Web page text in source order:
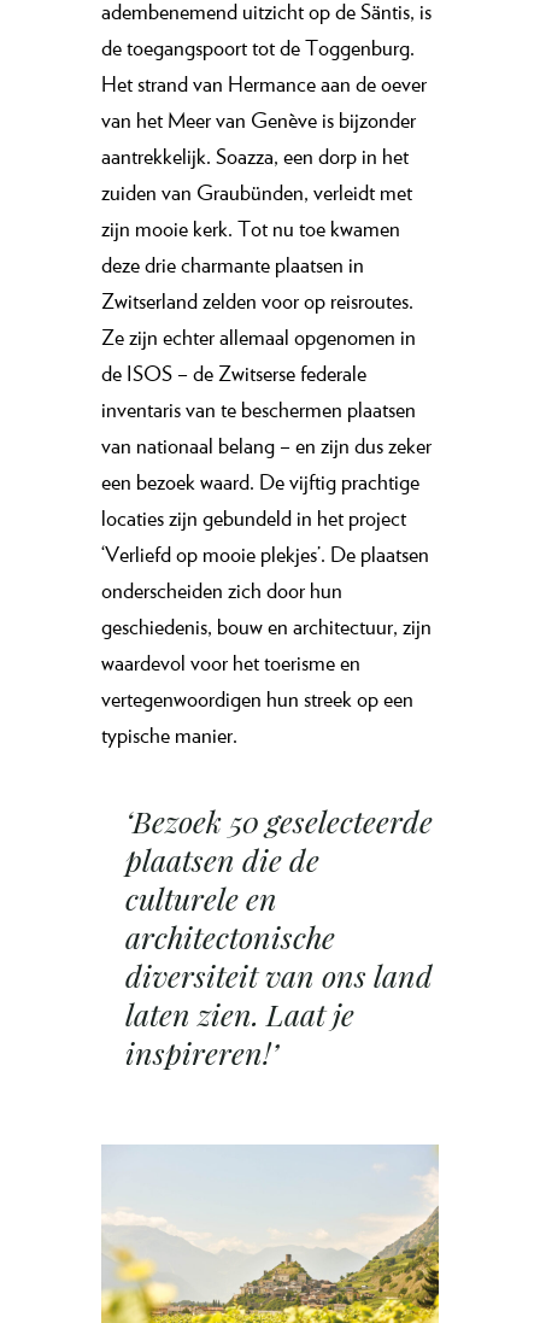
adembenemend uitzicht op de Säntis, is
de toegangspoort tot de Toggenburg.
Het strand van Hermance aan de oever
van het Meer van Genève is bijzonder
aantrekkelijk. Soazza, een dorp in het
zuiden van Graubünden, verleidt met
zijn mooie kerk. Tot nu toe kwamen
deze drie charmante plaatsen in
Zwitserland zelden voor op reisroutes.
Ze zijn echter allemaal opgenomen in
de ISOS – de Zwitserse federale
inventaris van te beschermen plaatsen
van nationaal belang – en zijn dus zeker
een bezoek waard. De vijftig prachtige
locaties zijn gebundeld in het project
‘Verliefd op mooie plekjes’. De plaatsen
onderscheiden zich door hun
geschiedenis, bouw en architectuur, zijn
waardevol voor het toerisme en
vertegenwoordigen hun streek op een
typische manier.
‘Bezoek 50 geselecteerde
plaatsen die de
culturele en
architectonische
diversiteit van ons land
laten zien. Laat je
inspireren!’